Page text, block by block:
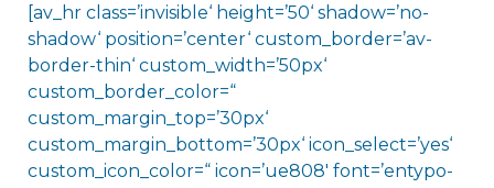
[av_hr class=’invisible‘ height=’50‘ shadow=’no-
shadow‘ position=’center‘ custom_border=’av-
border-thin‘ custom_width=’50px‘
custom_border_color=“
custom_margin_top=’30px‘
custom_margin_bottom=’30px‘ icon_select=’yes‘
custom_icon_color=“ icon=’ue808′ font=’entypo-